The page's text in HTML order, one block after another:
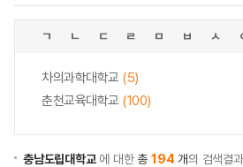
ㄱ ㄴ ㄷ ㄹ ㅁ ㅂ ㅅ
차의과학대학교 (5)
춘천교육대학교 (100)
충남도립대학교에 대한총194 개의 검색결